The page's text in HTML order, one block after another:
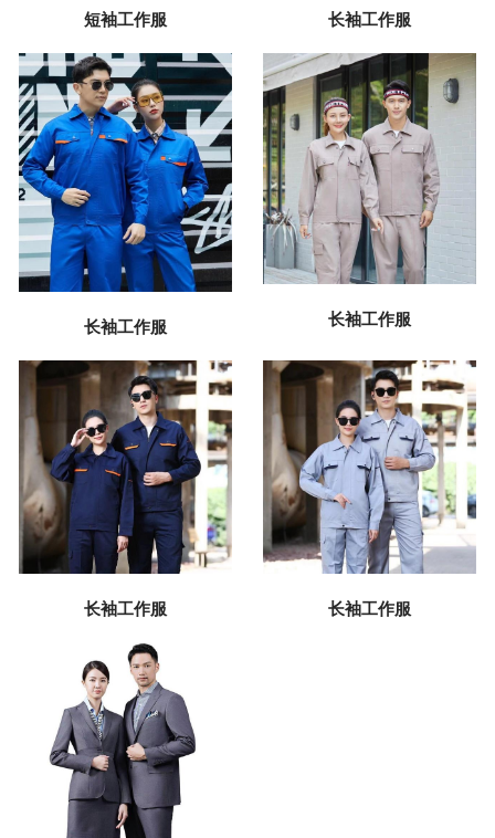
短袖工作服 长袖工作服
长袖工作服 长袖工作服
长袖工作服 长袖工作服